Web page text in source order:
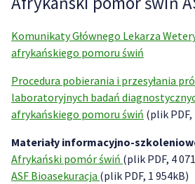
Komunikaty Głównego Lekarza
afrykańskiego pomoru świń
Procedura pobierania i przesyłania
laboratoryjnych badań
afrykańskiego pomoru świń (plik PDF,
Materiały informacyjno-
Afrykański pomór świń (plik PDF, 4
ASF Bioasekuracja (plik PDF, 1 954kB)